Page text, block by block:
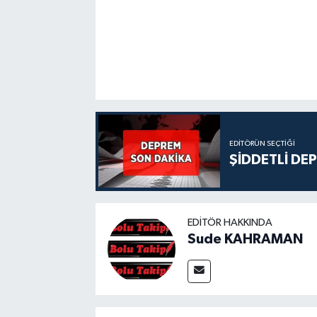
EDITÖRÜN SEÇTIĞI
ŞİDDETLİ
EDITÖR HAKKINDA
Sude KAHRAMAN